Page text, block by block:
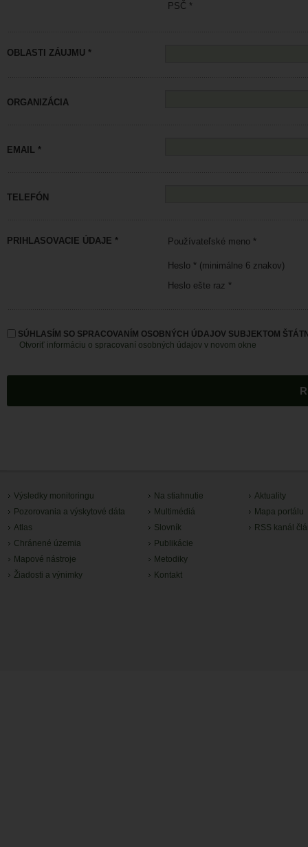
PSČ *
OBLASTI ZÁUJMU *
ORGANIZÁCIA
EMAIL *
TELEFÓN
PRIHLASOVACIE ÚDAJE * Používateľské meno *
Heslo * (minimálne 6 znakov)
Heslo ešte raz *
SÚHLASÍM SO SPRACOVANÍM OSOBNÝCH ÚDAJOV SUBJEKTOM
Otvoriť informáciu o spracovaní osobných údajov v novom okne
Výsledky monitoringu
Pozorovania a výskytové dáta
Atlas
Chránené územia
Mapové nástroje
Žiadosti a výnimky
Na stiahnutie
Multimédiá
Slovník
Publikácie
Metodiky
Kontakt
Aktuality
Mapa portálu
RSS kanál